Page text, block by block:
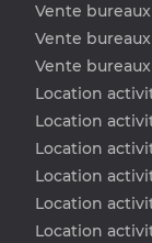
Vente
Vente
Vente bureaux
Location
Location
Location
Location
Location
Location